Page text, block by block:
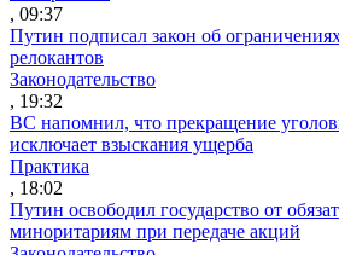
, 09:37
Путин подписал закон об
релокантов
Законодательство
, 19:32
ВС напомнил, что прекращение
исключает взыскания ущерба
Практика
, 18:02
Путин освободил государство от
миноритариям при передаче акций